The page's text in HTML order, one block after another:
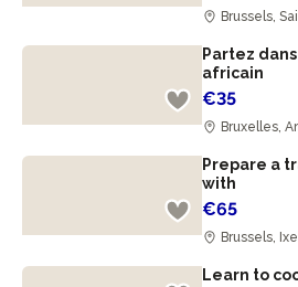
Brussels,
Partez
africain
€35
Bruxelles,
Prepare a
with
€65
Brussels,
Learn to